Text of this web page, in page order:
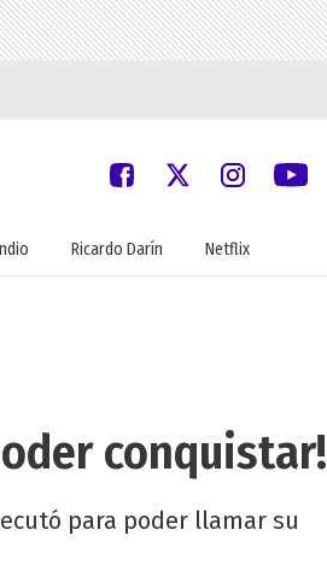
Ricardo Darín Netflix
conquistar!
para poder llamar su